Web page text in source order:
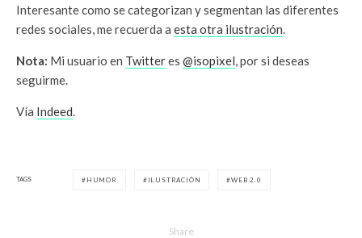
Interesante como se categorizan y segmentan las diferentes
redes sociales, me recuerda a esta otra ilustración.
Nota: Mi usuario en Twitteres @isopixel, por si deseas
seguirme.
Vía Indeed.
TAGS HUMOR ILUSTRACIÓN WEB 2.0
Share